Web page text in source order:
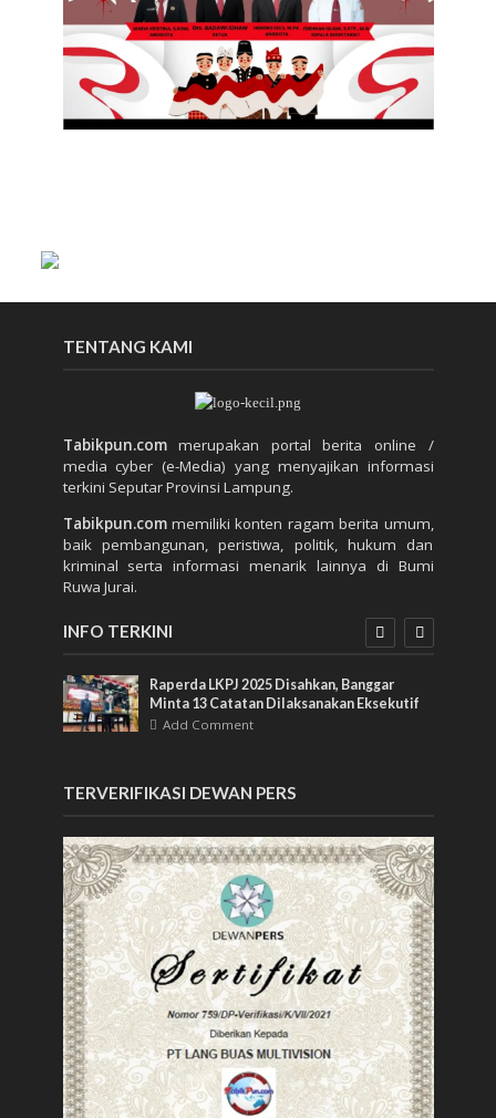
TENTANG KAMI
Tabikpun.commerupakan portal berita online /
media cyber (e-Media) yang menyajikan informasi
terkini Seputar Provinsi Lampung.
Tabikpun.commemiliki konten ragam berita umum,
baik pembangunan, peristiwa, politik, hukum dan
kriminal serta informasi menarik lainnya di Bumi
Ruwa Jurai.
INFO TERKINI
Raperda LKPJ 2025 Disahkan, Banggar
Minta 13 Catatan Dilaksanakan Eksekutif
Add Comment
TERVERIFIKASI DEWAN PERS